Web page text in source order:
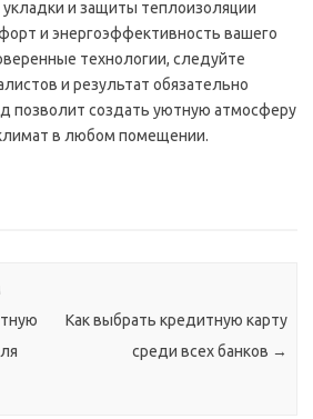
и защиты теплоизоляции
и энергоэффективность вашего
технологии, следуйте
и результат обязательно
позволит создать уютную атмосферу
в любом помещении.
Как выбрать кредитную карту
среди всех банков →